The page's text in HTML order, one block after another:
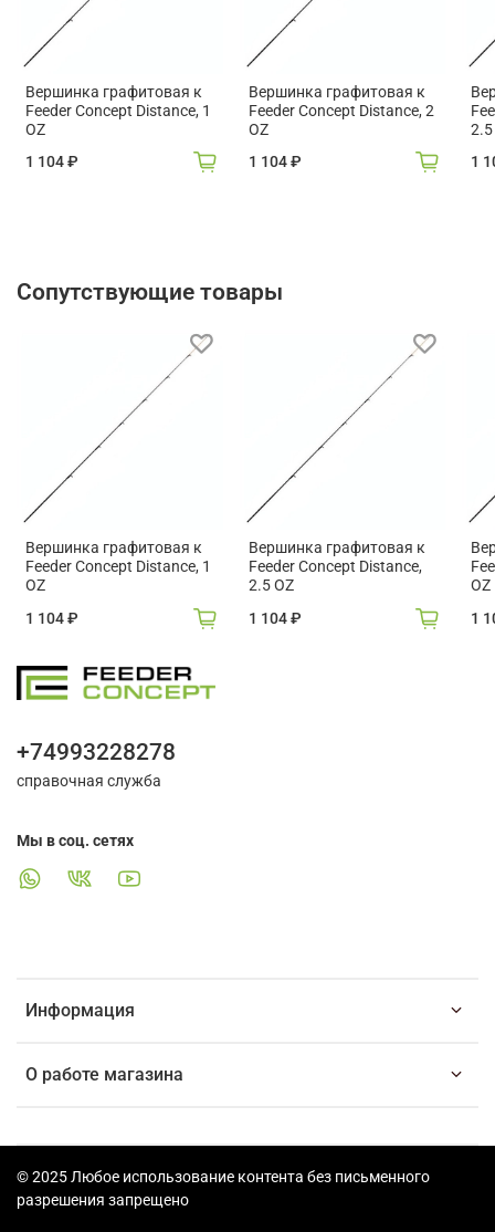
Вершинка графитовая к
Feeder Concept Distance, 1
OZ
1 104 ₽
Вершинка графитовая к
Feeder Concept Distance, 2
OZ
1 104 ₽
2.5
1
Сопутствующие товары
Вершинка графитовая к
Feeder Concept Distance, 1
OZ
1 104 ₽
Вершинка графитовая к
Feeder Concept Distance,
2.5 OZ
1 104 ₽
OZ
1
Информация
О работе магазина
+74993228278
справочная служба
Мы в соц. сетях
© 2025 Любое использование контента без письменного
разрешения запрещено